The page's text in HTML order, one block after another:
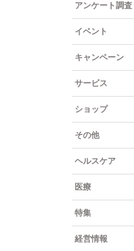
アンケート調査
イベント
キャンペーン
サービス
ショップ
その他
ヘルスケア
医療
特集
経営情報